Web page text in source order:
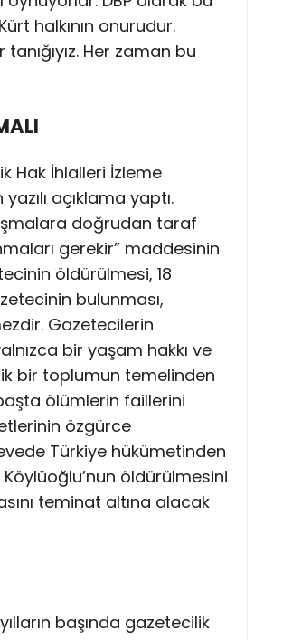
halkının onurudur.
Her zaman bu
Hak İhlalleri İzleme
açıklama yaptı.
doğrudan taraf
gerekir” maddesinin
öldürülmesi, 18
bulunması,
Gazetecilerin
bir yaşam hakkı ve
bir toplumun temelinden
ölümlerin faillerini
özgürce
Türkiye hükümetinden
öldürülmesini
teminat altına alacak
başında gazetecilik